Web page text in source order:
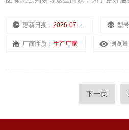
用B超图像分析，兽用B超实践操作技
更新日期：2026-07-30 型号
厂商性质：生产厂家 浏览
下一页